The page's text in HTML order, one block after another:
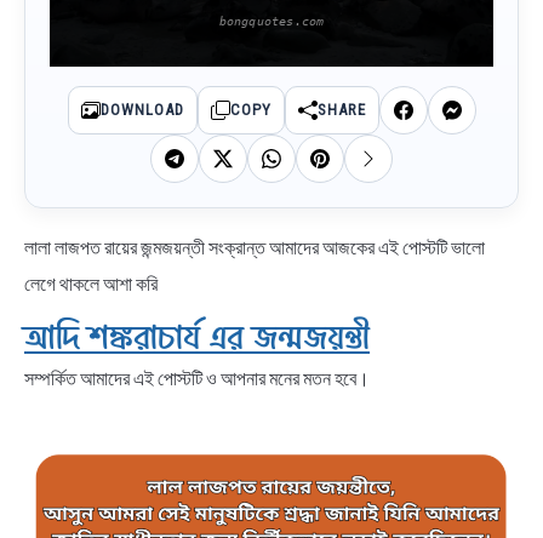
DOWNLOAD COPY SHARE
লালা লাজপত রায়ের জন্মজয়ন্তী সংক্রান্ত আমাদের আজকের এই পোস্টটি ভালো
লেগে থাকলে আশা করি
আদি শঙ্করাচার্য এর জন্মজয়ন্তী
সম্পর্কিত আমাদের এই পোস্টটি ও আপনার মনের মতন হবে।